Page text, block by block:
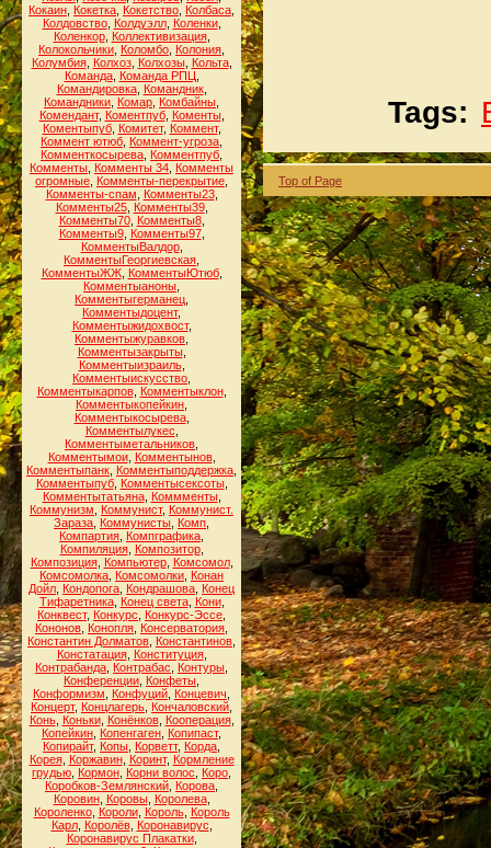
Кокаин Кокетка Кокетство Колбаса
Колдовство, Колдуэлл, Коленки,
Коленкор, Коллективизация,
Колокольчики Коломбо Колония
Колумбия, Колхоз, Колхозы, Кольта,
Команда, Команда РПЦ
Командировка, Командник,
Командники Комар Комбайны
Комендант, Коментпуб, Коменты,
Коментыпуб, Комитет, Коммент,
Коммент ютюб Коммент-угроза
Комменткосырева Комментпуб
Комменты Комменты 34 Комменты
огромные Комменты-перекрытие
Комменты-спам
Комменты23,
Комменты25, Комменты39,
Комменты70, Комменты8,
Комменты9, Комменты97,
КомментыВалдор,
КомментыГеоргиевская
КомментыЖЖ, КомментыЮтюб,
Комментыаноны
Комментыгерманец
Комментыдоцент,
Комментыжидохвост,
Комментыжуравков
Комментызакрыты,
Комментыизраиль,
Комментыискусство
Комментыкарпов, Комментыклон,
Комментыкопейкин
Комментыкосырева,
Комментылукес
Комментыметальников
Комментымои, Комментынов,
Комментыпанк Комментыподдержка
Комментыпуб, Комментысексоты,
Комментытатьяна, Коммменты,
Коммунизм
Коммунист, Коммунист.
Зараза Коммунисты Комп
Компартия Компграфика
Компиляция, Композитор,
Композиция, Компьютер, Комсомол,
Комсомолка Комсомолки Конан
Дойл Кондопога Кондрашова Конец
Тифаретника, Конец света, Кони,
Конквест, Конкурс Конкурс-Эссе
Кононов Конопля Консерватория
Константин Долматов Константинов
Констатация, Конституция,
Контрабанда Контрабас Контуры
Конференции Конфеты
Конформизм
Конфуций Концевич
Концерт, Концлагерь Кончаловский
Конь, Коньки, Конёнков, Кооперация,
Копейкин Копенгаген Копипаст,
Копирайт, Копы Корветт, Корда
Корея, Коржавин, Коринт, Кормление
грудью Кормон Корни волос Коро
Коробков-Землянский Корова
Коровин, Коровы, Королева,
Короленко, Короли, Король, Король
Карл, Королёв, Коронавирус
Коронавирус Плакатки,
Tags:
Top of Page